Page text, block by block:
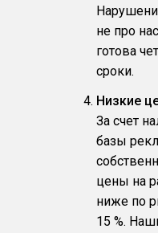
не про
готова
сроки.
Низкие
За счет
базы
цены на
ниже по
15 %.